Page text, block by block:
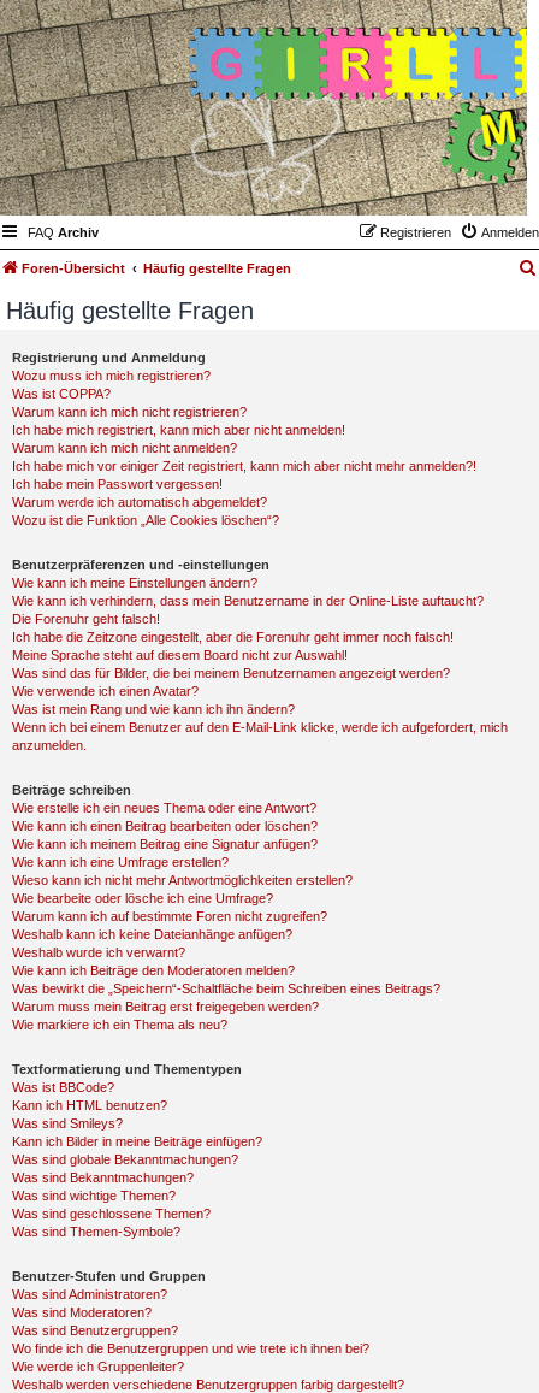
FAQ Archiv Anmelden
Registrieren
Foren-Übersicht Häufig gestellte Fragen
Häufig gestellte Fragen
Registrierung und Anmeldung
Wozu muss ich mich registrieren?
Was ist COPPA?
Warum kann ich mich nicht registrieren?
Ich habe mich registriert, kann mich aber nicht anmelden!
Warum kann ich mich nicht anmelden?
Ich habe mich vor einiger Zeit registriert, kann mich aber nicht mehr anmelden?!
Ich habe mein Passwort vergessen!
Warum werde ich automatisch abgemeldet?
Wozu ist die Funktion „Alle Cookies löschen“?
Benutzerpräferenzen und -einstellungen
Wie kann ich meine Einstellungen ändern?
Wie kann ich verhindern, dass mein Benutzername in der Online-Liste auftaucht?
Die Forenuhr geht falsch!
Ich habe die Zeitzone eingestellt, aber die Forenuhr geht immer noch falsch!
Meine Sprache steht auf diesem Board nicht zur Auswahl!
Was sind das für Bilder, die bei meinem Benutzernamen angezeigt werden?
Wie verwende ich einen Avatar?
Was ist mein Rang und wie kann ich ihn ändern?
Wenn ich bei einem Benutzer auf den E-Mail-Link klicke, werde ich aufgefordert, mich
anzumelden.
Beiträge schreiben
Wie erstelle ich ein neues Thema oder eine Antwort?
Wie kann ich einen Beitrag bearbeiten oder löschen?
Wie kann ich meinem Beitrag eine Signatur anfügen?
Wie kann ich eine Umfrage erstellen?
Wieso kann ich nicht mehr Antwortmöglichkeiten erstellen?
Wie bearbeite oder lösche ich eine Umfrage?
Warum kann ich auf bestimmte Foren nicht zugreifen?
Weshalb kann ich keine Dateianhänge anfügen?
Weshalb wurde ich verwarnt?
Wie kann ich Beiträge den Moderatoren melden?
Was bewirkt die „Speichern“-Schaltfläche beim Schreiben eines Beitrags?
Warum muss mein Beitrag erst freigegeben werden?
Wie markiere ich ein Thema als neu?
Textformatierung und Thementypen
Was ist BBCode?
Kann ich HTML benutzen?
Was sind Smileys?
Kann ich Bilder in meine Beiträge einfügen?
Was sind globale Bekanntmachungen?
Was sind Bekanntmachungen?
Was sind wichtige Themen?
Was sind geschlossene Themen?
Was sind Themen-Symbole?
Benutzer-Stufen und Gruppen
Was sind Administratoren?
Was sind Moderatoren?
Was sind Benutzergruppen?
Wo finde ich die Benutzergruppen und wie trete ich ihnen bei?
Wie werde ich Gruppenleiter?
Weshalb werden verschiedene Benutzergruppen farbig dargestellt?